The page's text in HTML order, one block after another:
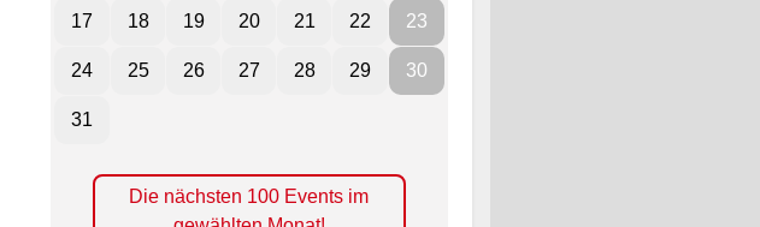
17 18 19 20 21 22 23
24 25 26 27 28 29 30
31
Die nächsten 100 Events im
gewählten Monat!